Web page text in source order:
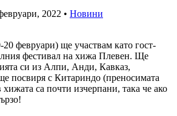
2022 • Новини
февруари) ще участвам като гост-
фестивал на хижа Плевен. Ще
си из Алпи, Анди, Кавказ,
посвиря с Китариндо (преносимата
са почти изчерпани, така че ако